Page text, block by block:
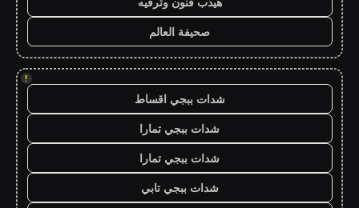
صحيفة العالم
!
شدات ببجي اقساط
شدات ببجي تمارا
شدات ببجي تمارا
شدات ببجي تابي